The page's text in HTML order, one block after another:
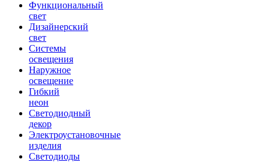
Функциональный
свет
Дизайнерский
свет
Системы
освещения
Наружное
освещение
Гибкий
неон
Светодиодный
декор
Электроустановочные
изделия
Светодиоды